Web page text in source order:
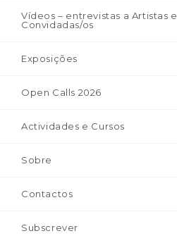
Vídeos – entrevistas a Artistas e
Convidadas/os
Exposições
Open Calls 2026
Actividades e Cursos
Sobre
Contactos
Subscrever